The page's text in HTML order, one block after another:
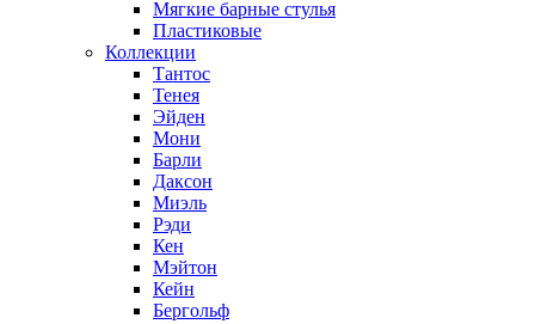
Мягкие барные стулья
Пластиковые
Коллекции
Тантос
Тенея
Эйден
Мони
Барли
Даксон
Миэль
Рэди
Кен
Мэйтон
Кейн
Бергольф